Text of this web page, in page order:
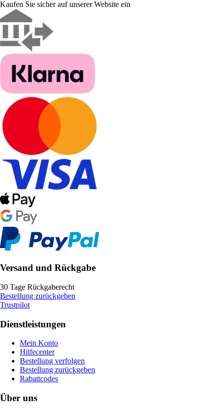
Kaufen Sie sicher auf unserer Website ein
Versand und Rückgabe
30 Tage Rückgaberecht
Bestellung zurückgeben
Trustpilot
Dienstleistungen
Mein Konto
Hilfecenter
Bestellung verfolgen
Bestellung zurückgeben
Rabattcodes
Über uns